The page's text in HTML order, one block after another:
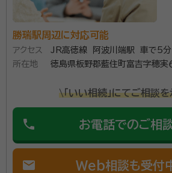
勝瑞駅周辺に対応可能
アクセス
JR高徳線 阿波川端駅 車で5分
所在地
徳島県板野郡藍住町富吉字穂実
\「いい相続」にてご相談
phone お電話でのご相
mail Web相談も受付